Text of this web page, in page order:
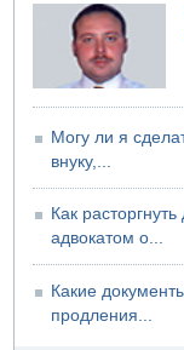
Могу ли я
внуку,...
Как расторгнуть
адвокатом о...
Какие
продления...